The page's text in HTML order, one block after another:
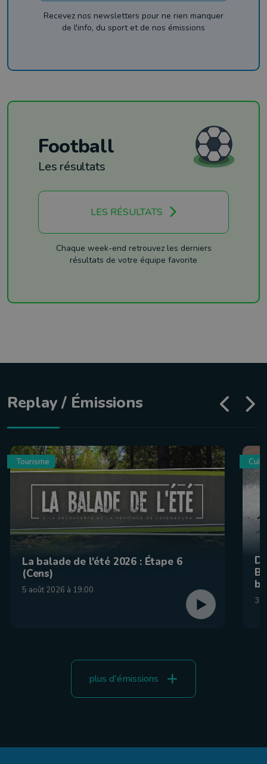
Recevez nos newsletters pour ne rien manquer
de l'info, du sport et de nos émissions
Football
Les résultats
LES RÉSULTATS
Chaque week-end retrouvez les derniers
résultats de votre équipe favorite
Replay / Émissions
Tourisme
La balade de l'été 2026 : Étape 6
(Cens)
5 août 2026 à 19:00
31
plus d'émissions